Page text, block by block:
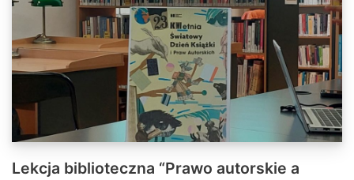
Lekcja biblioteczna “Prawo autorskie a